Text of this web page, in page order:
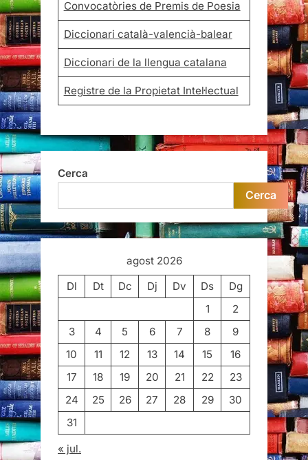
Convocatòries de Premis de Poesia
Diccionari català-valencià-balear
Diccionari de la llengua catalana
Registre de la Propietat Intel·lectual
Cerca
Cerca
agost 2026
Dl
Dt Dc Dj Dv Ds
Dg
1
2
3
4 5 6 7 8
9
10
11 12 13 14 15
16
17
18 19 20 21 22
23
24
25 26 27 28 29
30
31
« jul.